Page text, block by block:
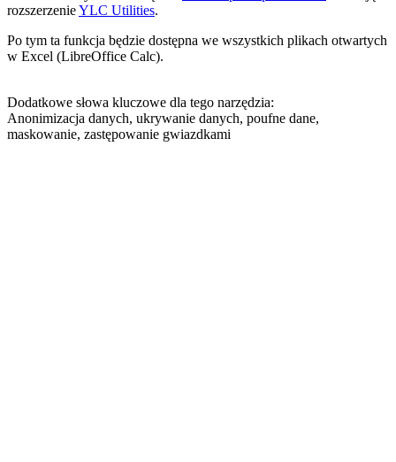
rozszerzenieYLC Utilities.
Po tym ta funkcja będzie dostępna we wszystkich plikach otwartych
w Excel (LibreOffice Calc).
Dodatkowe słowa kluczowe dla tego narzędzia:
Anonimizacja danych, ukrywanie danych, poufne dane,
maskowanie, zastępowanie gwiazdkami